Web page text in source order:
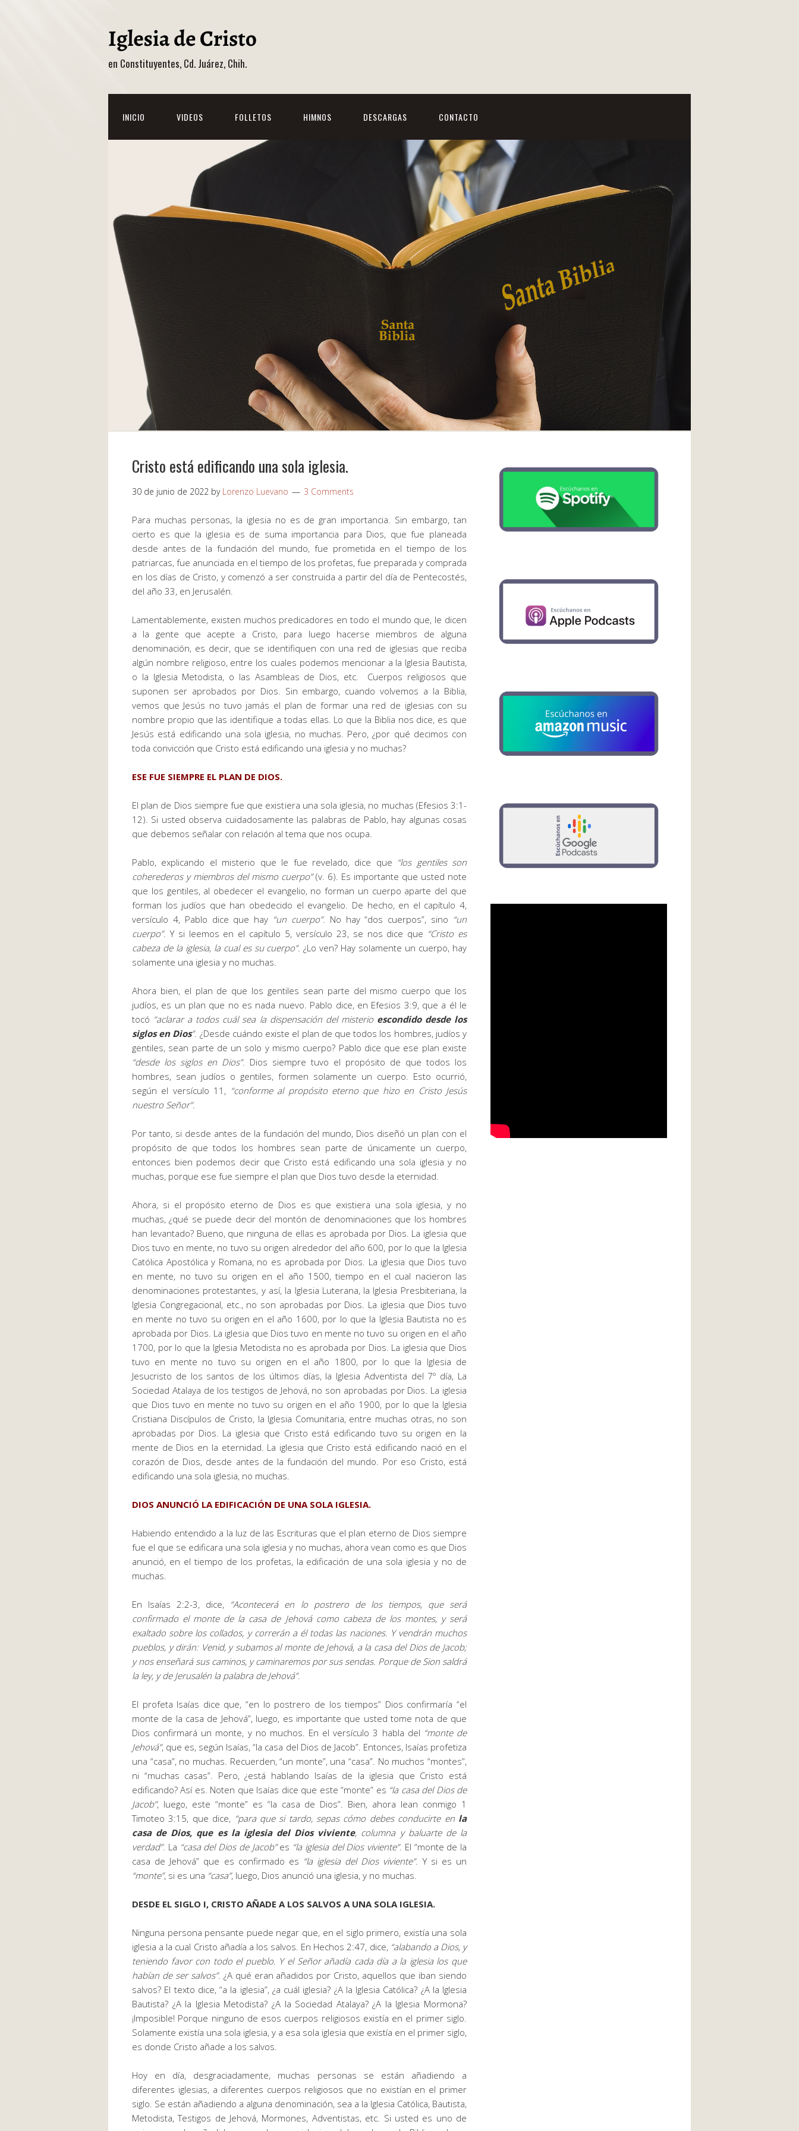
en Constituyentes, Cd. Juárez, Chih.
INICIO VIDEOS FOLLETOS HIMNOS DESCARGAS CONTACTO
Cristo está edificando una sola iglesia.
30 de junio de 2022 by Lorenzo Luevano 3 Comments
Para muchas personas, la iglesia no es de gran importancia. Sin embargo, tan
cierto es que la iglesia es de suma importancia para Dios, que fue planeada
desde antes de la fundación del mundo, fue prometida en el tiempo de los
patriarcas, fue anunciada en el tiempo de los profetas, fue preparada y comprada
en los días de Cristo, y comenzó a ser construida a partir del día de Pentecostés,
del año 33, en Jerusalén.
Lamentablemente, existen muchos predicadores en todo el mundo que, le dicen
a la gente que acepte a Cristo, para luego hacerse miembros de alguna
denominación, es decir, que se identifiquen con una red de iglesias que reciba
algún nombre religioso, entre los cuales podemos mencionar a la Iglesia Bautista,
o la Iglesia Metodista, o las Asambleas de Dios, etc. Cuerpos religiosos que
suponen ser aprobados por Dios. Sin embargo, cuando volvemos a la Biblia,
vemos que Jesús no tuvo jamás el plan de formar una red de iglesias con su
nombre propio que las identifique a todas ellas. Lo que la Biblia nos dice, es que
Jesús está edificando una sola iglesia, no muchas. Pero, ¿por qué decimos con
toda convicción que Cristo está edificando una iglesia y no muchas?
ESE FUE SIEMPRE EL PLAN DE DIOS.
El plan de Dios siempre fue que existiera una sola iglesia, no muchas (Efesios 3:1-
12). Si usted observa cuidadosamente las palabras de Pablo, hay algunas cosas
que debemos señalar con relación al tema que nos ocupa.
Pablo, explicando el misterio que le fue revelado, dice que “los gentiles son
coherederos y miembros del mismo cuerpo”(v. 6). Es importante que usted note
que los gentiles, al obedecer el evangelio, no forman un cuerpo aparte del que
forman los judíos que han obedecido el evangelio. De hecho, en el capítulo 4,
versículo 4, Pablo dice que hay “un cuerpo”. No hay “dos cuerpos”, sino “un
cuerpo”. Y si leemos en el capítulo 5, versículo 23, se nos dice que “Cristo es
cabeza de la iglesia, la cual es su cuerpo”. ¿Lo ven? Hay solamente un cuerpo, hay
solamente una iglesia y no muchas.
Ahora bien, el plan de que los gentiles sean parte del mismo cuerpo que los
judíos, es un plan que no es nada nuevo. Pablo dice, en Efesios 3:9, que a él le
tocó “aclarar a todos cuál sea la dispensación del misterio escondido desde los
siglos en Dios”. ¿Desde cuándo existe el plan de que todos los hombres, judíos y
gentiles, sean parte de un solo y mismo cuerpo? Pablo dice que ese plan existe
“desde los siglos en Dios”. Dios siempre tuvo el propósito de que todos los
hombres, sean judíos o gentiles, formen solamente un cuerpo. Esto ocurrió,
según el versículo 11, “conforme al propósito eterno que hizo en Cristo Jesús
nuestro Señor”.
Por tanto, si desde antes de la fundación del mundo, Dios diseñó un plan con el
propósito de que todos los hombres sean parte de únicamente un cuerpo,
entonces bien podemos decir que Cristo está edificando una sola iglesia y no
muchas, porque ese fue siempre el plan que Dios tuvo desde la eternidad.
Ahora, si el propósito eterno de Dios es que existiera una sola iglesia, y no
muchas, ¿qué se puede decir del montón de denominaciones que los hombres
han levantado? Bueno, que ninguna de ellas es aprobada por Dios. La iglesia que
Dios tuvo en mente, no tuvo su origen alrededor del año 600, por lo que la Iglesia
Católica Apostólica y Romana, no es aprobada por Dios. La iglesia que Dios tuvo
en mente, no tuvo su origen en el año 1500, tiempo en el cual nacieron las
denominaciones protestantes, y así, la Iglesia Luterana, la Iglesia Presbiteriana, la
Iglesia Congregacional, etc., no son aprobadas por Dios. La iglesia que Dios tuvo
en mente no tuvo su origen en el año 1600, por lo que la Iglesia Bautista no es
aprobada por Dios. La iglesia que Dios tuvo en mente no tuvo su origen en el año
1700, por lo que la Iglesia Metodista no es aprobada por Dios. La iglesia que Dios
tuvo en mente no tuvo su origen en el año 1800, por lo que la Iglesia de
Jesucristo de los santos de los últimos días, la Iglesia Adventista del 7º día, La
Sociedad Atalaya de los testigos de Jehová, no son aprobadas por Dios. La iglesia
que Dios tuvo en mente no tuvo su origen en el año 1900, por lo que la Iglesia
Cristiana Discípulos de Cristo, la Iglesia Comunitaria, entre muchas otras, no son
aprobadas por Dios. La iglesia que Cristo está edificando tuvo su origen en la
mente de Dios en la eternidad. La iglesia que Cristo está edificando nació en el
corazón de Dios, desde antes de la fundación del mundo. Por eso Cristo, está
edificando una sola iglesia, no muchas.
DIOS ANUNCIÓ LA EDIFICACIÓN DE UNA SOLA IGLESIA.
Habiendo entendido a la luz de las Escrituras que el plan eterno de Dios siempre
fue el que se edificara una sola iglesia y no muchas, ahora vean como es que Dios
anunció, en el tiempo de los profetas, la edificación de una sola iglesia y no de
muchas.
En Isaías 2:2-3, dice, “Acontecerá en lo postrero de los tiempos, que será
confirmado el monte de la casa de Jehová como cabeza de los montes, y será
exaltado sobre los collados, y correrán a él todas las naciones. Y vendrán muchos
pueblos, y dirán: Venid, y subamos al monte de Jehová, a la casa del Dios de Jacob;
y nos enseñará sus caminos, y caminaremos por sus sendas. Porque de Sion saldrá
la ley, y de Jerusalén la palabra de Jehová”.
El profeta Isaías dice que, “en lo postrero de los tiempos” Dios confirmaría “el
monte de la casa de Jehová”, luego, es importante que usted tome nota de que
Dios confirmará un monte, y no muchos. En el versículo 3 habla del “monte de
Jehová”, que es, según Isaías, “la casa del Dios de Jacob”. Entonces, Isaías profetiza
una “casa”, no muchas. Recuerden, “un monte”, una “casa”. No muchos “montes”,
ni “muchas casas”. Pero, ¿está hablando Isaías de la iglesia que Cristo está
edificando? Así es. Noten que Isaías dice que este “monte” es “la casa del Dios de
Jacob”, luego, este “monte” es “la casa de Dios”. Bien, ahora lean conmigo 1
Timoteo 3:15, que dice, “para que si tardo, sepas cómo debes conducirte enla
casa de Dios, que es la iglesia del Dios viviente, columna y baluarte de la
verdad”. La “casa del Dios de Jacob”es “la iglesia del Dios viviente”. El “monte de la
casa de Jehová” que es confirmado es “la iglesia del Dios viviente”. Y si es un
“monte”, si es una “casa”, luego, Dios anunció una iglesia, y no muchas.
DESDE EL SIGLO I, CRISTO AÑADE A LOS SALVOS A UNA SOLA IGLESIA.
Ninguna persona pensante puede negar que, en el siglo primero, existía una sola
iglesia a la cual Cristo añadía a los salvos. En Hechos 2:47, dice, “alabando a Dios, y
teniendo favor con todo el pueblo. Y el Señor añadía cada día a la iglesia los que
habían de ser salvos”. ¿A qué eran añadidos por Cristo, aquellos que iban siendo
salvos? El texto dice, “a la iglesia”, ¿a cuál iglesia? ¿A la Iglesia Católica? ¿A la Iglesia
Bautista? ¿A la Iglesia Metodista? ¿A la Sociedad Atalaya? ¿A la Iglesia Mormona?
¡Imposible! Porque ninguno de esos cuerpos religiosos existía en el primer siglo.
Solamente existía una sola iglesia, y a esa sola iglesia que existía en el primer siglo,
es donde Cristo añade a los salvos.
Hoy en día, desgraciadamente, muchas personas se están añadiendo a
diferentes iglesias, a diferentes cuerpos religiosos que no existían en el primer
siglo. Se están añadiendo a alguna denominación, sea a la Iglesia Católica, Bautista,
Metodista, Testigos de Jehová, Mormones, Adventistas, etc. Si usted es uno de